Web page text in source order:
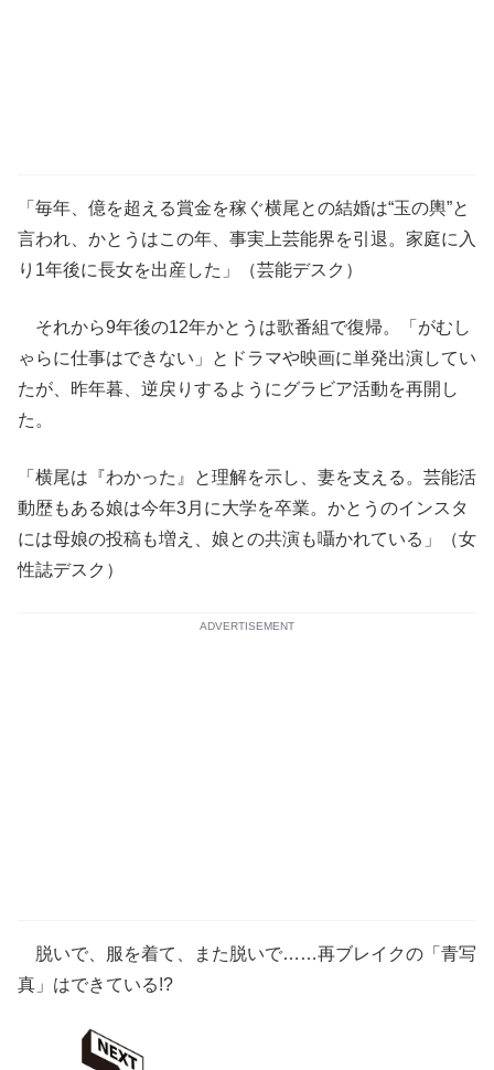
「毎年、億を超える賞金を稼ぐ横尾との結婚は“玉の輿”と
言われ、かとうはこの年、事実上芸能界を引退。家庭に入
り1年後に長女を出産した」（芸能デスク）
それから9年後の12年かとうは歌番組で復帰。「がむし
ゃらに仕事はできない」とドラマや映画に単発出演してい
たが、昨年暮、逆戻りするようにグラビア活動を再開し
た。
「横尾は『わかった』と理解を示し、妻を支える。芸能活
動歴もある娘は今年3月に大学を卒業。かとうのインスタ
には母娘の投稿も増え、娘との共演も囁かれている」（女
性誌デスク）
ADVERTISEMENT
脱いで、服を着て、また脱いで……再ブレイクの「青写
真」はできている!?